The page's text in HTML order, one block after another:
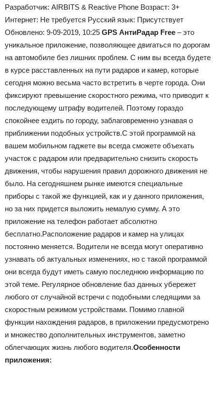
Разработчик: AIRBITS & Reactive Phone Возраст: 3+
Интернет: Не требуется Русский язык: Присутствует
Обновлено: 9-09-2019, 10:25 GPS АнтиРадар Free – это
уникальное приложение, позволяющее двигаться по дорогам
на автомобиле без лишних проблем. С ним вы всегда будете
в курсе расставленных на пути радаров и камер, которые
сегодня можно весьма часто встретить в черте города. Они
фиксируют превышение скоростного режима, что приводит к
последующему штрафу водителей. Поэтому гораздо
спокойнее ездить по городу, заблаговременно узнавая о
приближении подобных устройств.С этой программой на
вашем мобильном гаджете вы всегда сможете объехать
участок с радаром или предварительно снизить скорость
движения, чтобы нарушения правил дорожного движения не
было. На сегодняшнем рынке имеются специальные
приборы с такой же функцией, как и у данного приложения,
но за них придется выложить немалую сумму. А это
приложение на телефон работает абсолютно
бесплатно.Расположение радаров и камер на улицах
постоянно меняется. Водители не всегда могут оперативно
узнавать об актуальных изменениях, но с такой программой
они всегда будут иметь самую последнюю информацию по
этой теме. Регулярное обновление баз данных убережет
любого от случайной встречи с подобными следящими за
скоростным режимом устройствами. Помимо главной
функции нахождения радаров, в приложении предусмотрено
и множество дополнительных инструментов, заметно
облегчающих жизнь любого водителя.Особенности
приложения: